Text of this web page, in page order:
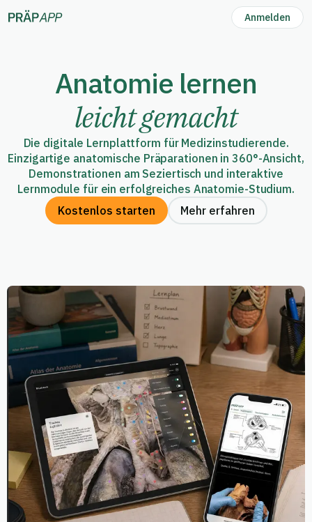
Anmelden
Anatomie lernen
leicht gemacht
Die digitale Lernplattform für Medizinstudierende.
Einzigartige anatomische Präparationen in 360°-Ansicht,
Demonstrationen am Seziertisch und interaktive
Lernmodule für ein erfolgreiches Anatomie-Studium.
Kostenlos starten
Mehr erfahren